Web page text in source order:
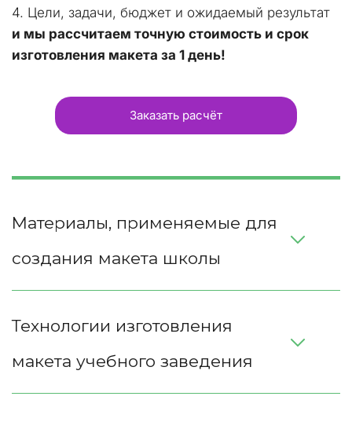
4. Цели, задачи, бюджет и ожидаемый результат
и мы рассчитаем точную стоимость и срок
изготовления макета за 1 день!
Заказать расчёт
Материалы, применяемые для
создания макета школы
Технологии изготовления
макета учебного заведения